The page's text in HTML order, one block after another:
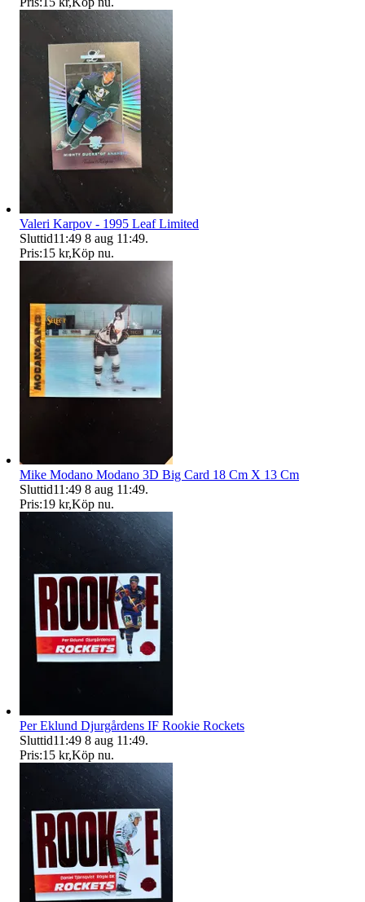
Valeri Karpov - 1995 Leaf Limited
Sluttid11:49 8 aug 11:49.
Pris:15 kr,Köp nu.
Mike Modano Modano 3D Big Card 18 Cm X 13 Cm
Sluttid11:49 8 aug 11:49.
Pris:19 kr,Köp nu.
Per Eklund Djurgårdens IF Rookie Rockets
Sluttid11:49 8 aug 11:49.
Pris:15 kr,Köp nu.